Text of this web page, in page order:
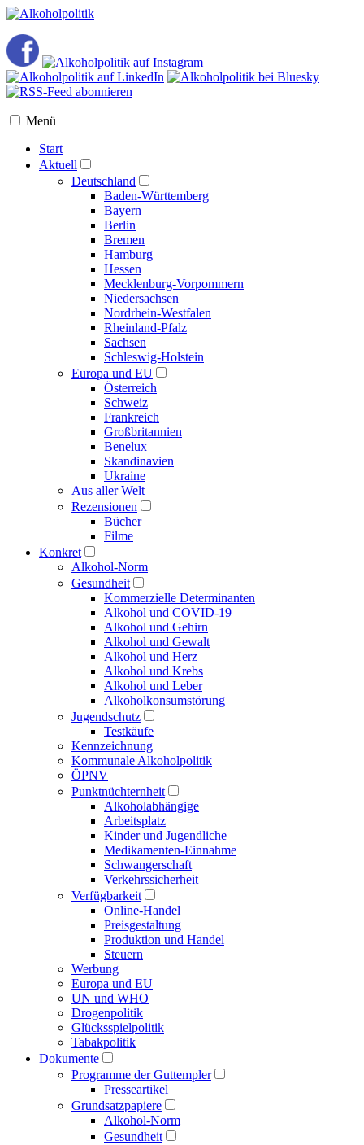
Menü
Start
Aktuell
Deutschland
Baden-Württemberg
Bayern
Berlin
Bremen
Hamburg
Hessen
Mecklenburg-Vorpommern
Niedersachsen
Nordrhein-Westfalen
Rheinland-Pfalz
Sachsen
Schleswig-Holstein
Europa und EU
Österreich
Schweiz
Frankreich
Großbritannien
Benelux
Skandinavien
Ukraine
Aus aller Welt
Rezensionen
Bücher
Filme
Konkret
Alkohol-Norm
Gesundheit
Kommerzielle Determinanten
Alkohol und COVID-19
Alkohol und Gehirn
Alkohol und Gewalt
Alkohol und Herz
Alkohol und Krebs
Alkohol und Leber
Alkoholkonsumstörung
Jugendschutz
Testkäufe
Kennzeichnung
Kommunale Alkoholpolitik
ÖPNV
Punktnüchternheit
Alkoholabhängige
Arbeitsplatz
Kinder und Jugendliche
Medikamenten-Einnahme
Schwangerschaft
Verkehrssicherheit
Verfügbarkeit
Online-Handel
Preisgestaltung
Produktion und Handel
Steuern
Werbung
Europa und EU
UN und WHO
Drogenpolitik
Glücksspielpolitik
Tabakpolitik
Dokumente
Programme der Guttempler
Presse­artikel
Grundsatzpapiere
Alkohol-Norm
Gesundheit